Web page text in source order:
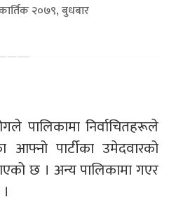
२०७९, बुधबार
पालिकामा निर्वाचितहरूले
आफ्नो पार्टीका उमेदवारको
छ । अन्य पालिकामा गएर